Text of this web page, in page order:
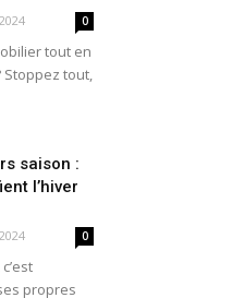
0
tout en
Stoppez tout,
saison :
l’hiver
0
propres